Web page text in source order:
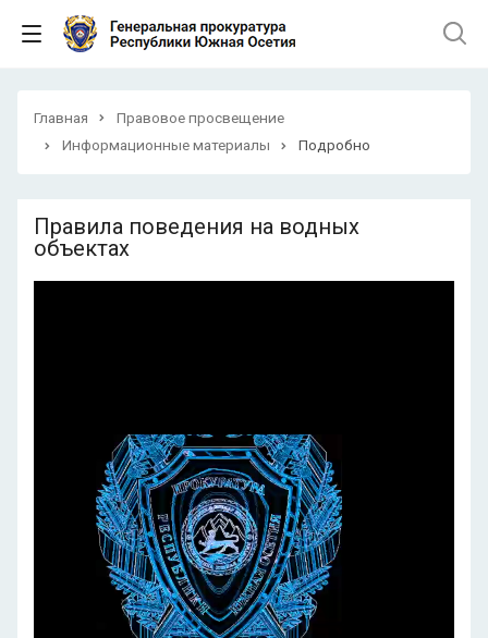
Главная
Правовое просвещение
Информационные материалы
Подробно
Правила поведения на водных
объектах